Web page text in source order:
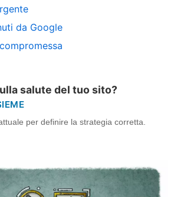
da Google
salute del tuo sito?
per definire la strategia corretta.